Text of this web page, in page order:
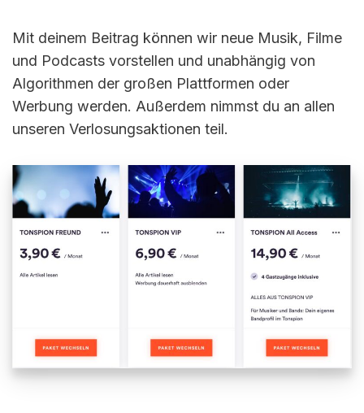
Mit deinem Beitrag können wir neue Musik, Filme
und Podcasts vorstellen und unabhängig von
Algorithmen der großen Plattformen oder
Werbung werden. Außerdem nimmst du an allen
unseren Verlosungsaktionen teil.